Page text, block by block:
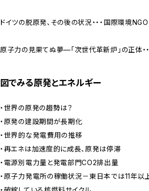
ドイツの脱原発、その後の状況・・・国際環境
原子力の見果てぬ夢—「次世代革新炉」の正体
図でみる原発とエネルギー
・世界の原発の趨勢は？
・原発の建設期間が長期化
・世界的な発電費用の推移
・再エネは加速度的に成長、原発は停滞
・電源別電力量と発電部門CO2排出量
・原子力発電所の稼働状況－東日本では11年以